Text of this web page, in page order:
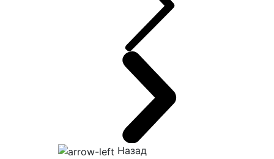
Назад